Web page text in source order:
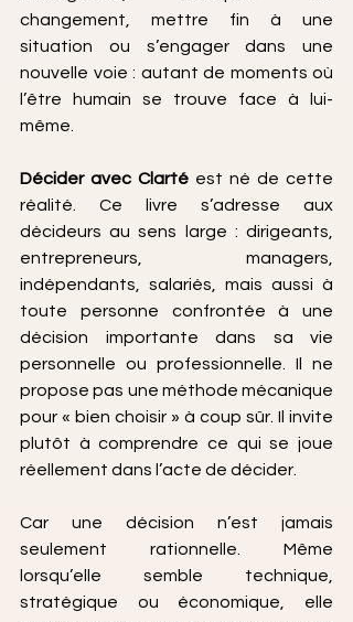
changement, mettre fin à une
situation ou s’engager dans une
nouvelle voie : autant de moments où
l’être humain se trouve face à lui-
même.
Décider avec Clarté est né de cette
réalité. Ce livre s’adresse aux
décideurs au sens large : dirigeants,
entrepreneurs, managers,
indépendants, salariés, mais aussi à
toute personne confrontée à une
décision importante dans sa vie
personnelle ou professionnelle. Il ne
propose pas une méthode mécanique
pour « bien choisir » à coup sûr. Il invite
plutôt à comprendre ce qui se joue
réellement dans l’acte de décider.
Car une décision n’est jamais
seulement rationnelle. Même
lorsqu’elle semble technique,
stratégique ou économique, elle